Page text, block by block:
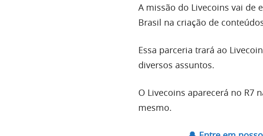
A missão do Livecoins vai de
Brasil na criação de
Essa parceria trará ao
diversos assuntos.
O Livecoins aparecerá no R7
mesmo.